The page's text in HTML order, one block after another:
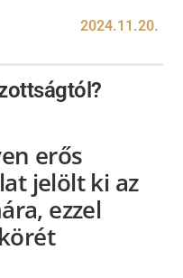
2024.11.20.
erős
jelölt ki az
ezzel